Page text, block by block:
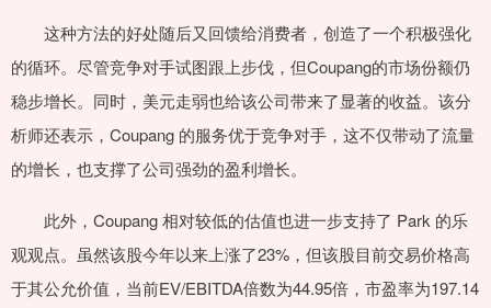
这种方法的好处随后又回馈给消费者，创造了一个积极强化
的循环。尽管竞争对手试图跟上步伐，但Coupang的市场份额仍
稳步增长。同时，美元走弱也给该公司带来了显著的收益。该分
析师还表示，Coupang 的服务优于竞争对手，这不仅带动了流量
的增长，也支撑了公司强劲的盈利增长。
此外，Coupang 相对较低的估值也进一步支持了 Park 的乐
观观点。虽然该股今年以来上涨了23%，但该股目前交易价格高
于其公允价值，当前EV/EBITDA倍数为44.95倍，市盈率为197.14